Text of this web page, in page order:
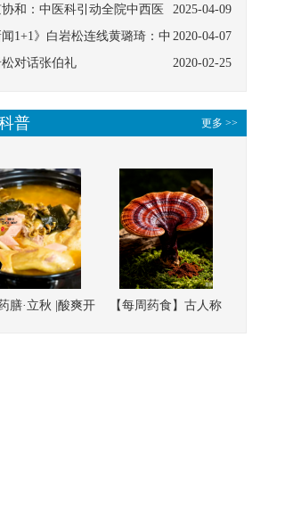
2025-04-09
和：中医科引动全院中西医
2020-04-07
闻1+1》白岩松连线黄璐琦：中
治的临床效果
2020-02-25
松对话张伯礼
更多 >>
普
膳·立秋 |酸爽开
【每周药食】古人称